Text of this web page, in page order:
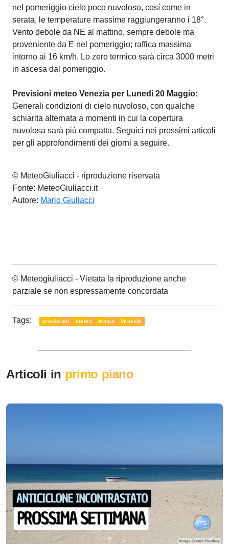
nel pomeriggio cielo poco nuvoloso, cosí come in
serata, le temperature massime raggiungeranno i 18°.
Vento debole da NE al mattino, sempre debole ma
proveniente da E nel pomeriggio; raffica massima
intorno ai 16 km/h. Lo zero termico sarà circa 3000 metri
in ascesa dal pomeriggio.
Previsioni meteo Venezia per Lunedi 20 Maggio:
Generali condizioni di cielo nuvoloso, con qualche
schiarita alternata a momenti in cui la copertura
nuvolosa sarà più compatta. Seguici nei prossimi articoli
per gli approfondimenti dei giorni a seguire.
© MeteoGiuliacci - riproduzione riservata
Fonte: MeteoGiuliacci.it
Autore: Mario Giuliacci
© Meteogiuliacci - Vietata la riproduzione anche
parziale se non espressamente concordata
Tags: previsioni meteo tempo Venezia
Articoli in primo piano